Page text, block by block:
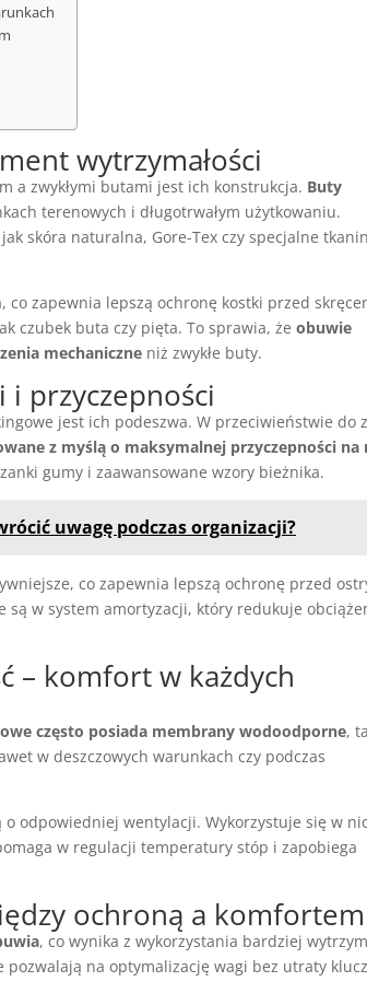
wytrzymałości
a zwykłymi butami jest ich konstrukcja. Buty
terenowych i długotrwałym użytkowaniu.
skóra naturalna, Gore-Tex czy specjalne
co zapewnia lepszą ochronę kostki przed
czubek buta czy pięta. To sprawia, że obuwie
mechaniczne niż zwykłe buty.
i przyczepności
jest ich podeszwa. W przeciwieństwie do
z myślą o maksymalnej przyczepności na
gumy i zaawansowane wzory bieżnika.
uwagę podczas organizacji?
co zapewnia lepszą ochronę przed
w system amortyzacji, który redukuje
– komfort w każdych
często posiada membrany wodoodporne,
w deszczowych warunkach czy podczas
odpowiedniej wentylacji. Wykorzystuje się w
w regulacji temperatury stóp i zapobiega
ochroną a komfortem
, co wynika z wykorzystania bardziej
na optymalizację wagi bez utraty